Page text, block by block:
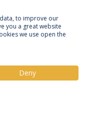
e Condições
to improve our
you a great website
we use open the
Deny